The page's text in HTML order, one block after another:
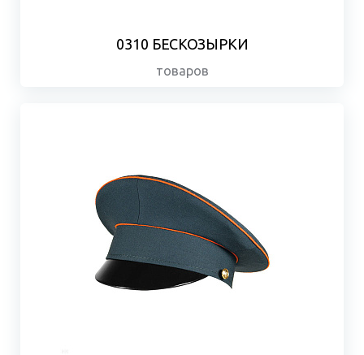
0310 БЕСКОЗЫРКИ
товаров